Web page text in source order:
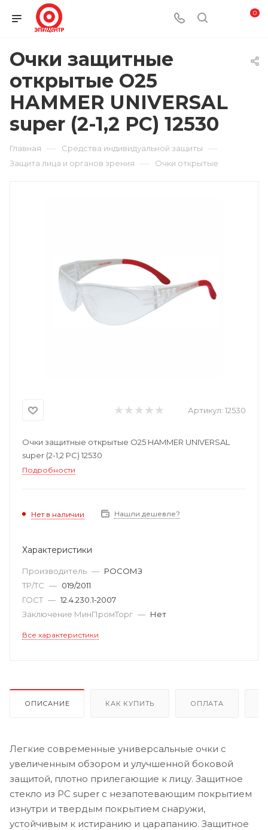
0
Очки защитные
открытые О25
HAMMER UNIVERSAL
super (2-1,2 PC) 12530
Главная — Средства индивидуальной защиты —
Защита лица и органов зрения — Очки открытые
Артикул: 12530
Очки защитные открытые О25 HAMMER UNIVERSAL
super (2-1,2 PC) 12530
Подробности
Нет в наличии Нашли дешевле?
Характеристики
Производитель — РОСОМЗ
ТР/ТС — 019/2011
ГОСТ — 12.4.230.1-2007
Заключение МинПромТорг — Нет
Все характеристики
ОПИСАНИЕ КАК КУПИТЬ ОПЛАТА
Легкие современные универсальные очки с
увеличенным обзором и улучшенной боковой
защитой, плотно прилегающие к лицу. Защитное
стекло из РС super с незапотевающим покрытием
изнутри и твердым покрытием снаружи,
устойчивым к истиранию и царапанию. Защитное